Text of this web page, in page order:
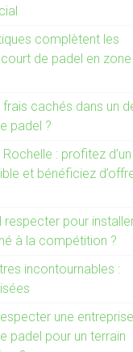
complètent les
de padel en zone
cachés dans un
padel ?
: profitez d’un
et bénéficiez
respecter pour
à la compétition ?
incontournables :
une entreprise
padel pour un terrain